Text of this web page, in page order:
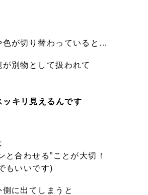
色が切り替わっていると…
別物として扱われて
ッキリ見えるんです
と合わせる”ことが大切！
もいいです)
に出てしまうと